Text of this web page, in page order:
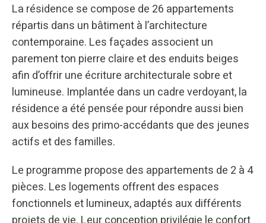
La résidence se compose de 26 appartements
répartis dans un bâtiment à l’architecture
contemporaine. Les façades associent un
parement ton pierre claire et des enduits beiges
afin d’offrir une écriture architecturale sobre et
lumineuse. Implantée dans un cadre verdoyant, la
résidence a été pensée pour répondre aussi bien
aux besoins des primo-accédants que des jeunes
actifs et des familles.
Le programme propose des appartements de 2 à 4
pièces. Les logements offrent des espaces
fonctionnels et lumineux, adaptés aux différents